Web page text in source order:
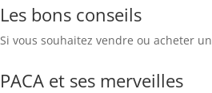
Les bons conseils
Si vous souhaitez vendre ou acheter
PACA et ses merveilles